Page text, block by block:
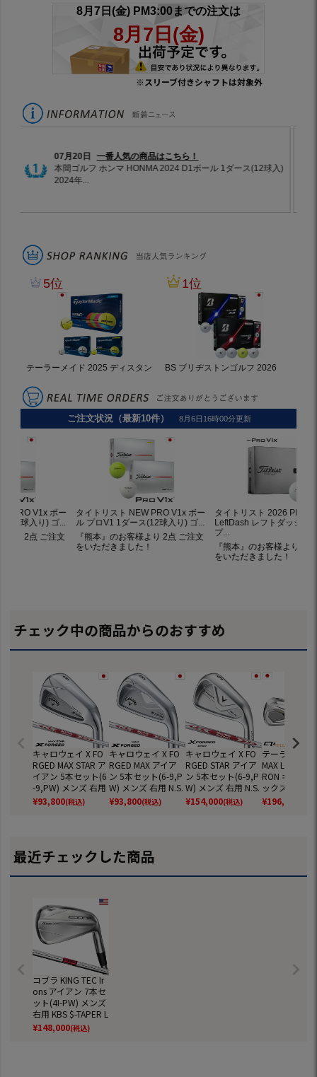
※スリーブ付きシャフトは対象外
チェック中の商品からのおすすめ
キャロウェイ X FO
RGED MAX STAR ア
イアン 5本セット(6
-9,PW) メンズ 右用
N.S.PRO MODUS T
OUR 105 スチール
ブ
¥93,800(税込)
キャロウェイ X FO
RGED MAX アイア
ン 5本セット(6-9,P
W) メンズ 右用 N.S.
PRO MODUS TOUR
105 スチールシャ
¥93,800(税込)
キャロウェイ X FO
RGED STAR アイア
ン 5本セット(6-9,P
W) メンズ 右用 N.S.
PRO MODUS TOUR
105 スチールシャ
¥154,000(税込)
テーラーメイ
MAX LITE
RON キュー
ックス ライト
アン＋レスキ
本セット
ゴルフクラブ
¥196,900
最近チェックした商品
コブラ KING TEC Ir
ons アイアン 7本セ
ット(4I-PW) メンズ
右用 KBS $-TAPER L
ITE スチールシャフ
ト装着 2024年モデ
¥148,000(税込)